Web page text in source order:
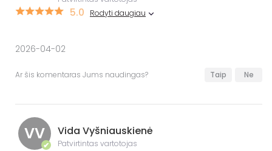
5.0 Rodyti daugiau
2026-04-02
Ar šis komentaras Jums naudingas? Taip Ne
VV
✔
Vida Vyšniauskienė
Patvirtintas vartotojas